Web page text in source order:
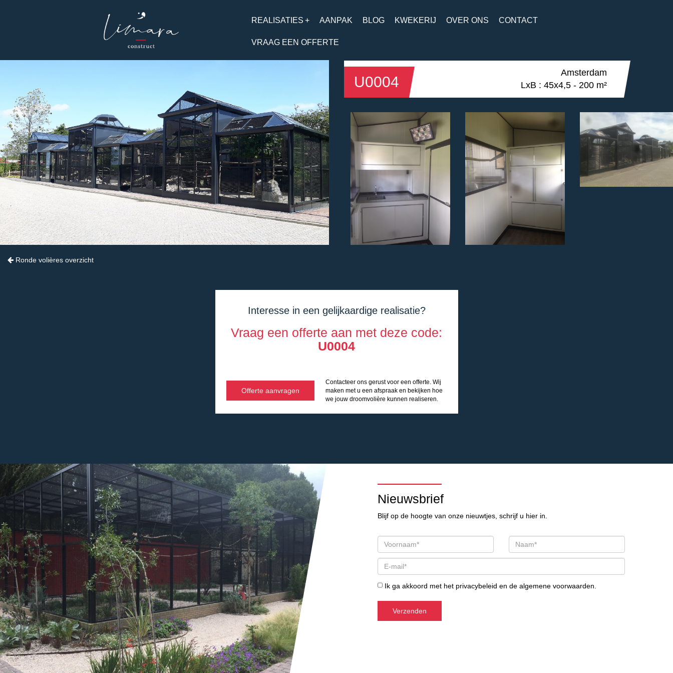
REALISATIES + AANPAK BLOG KWEKERIJ OVER ONS CONTACT
VRAAG EEN OFFERTE
Ronde volières overzicht
U0004
Amsterdam
LxB : 45x4,5 - 200 m²
Interesse in een gelijkaardige realisatie?
Vraag een offerte aan met deze code:
U0004
Offerte aanvragen
Contacteer ons gerust voor een offerte. Wij
maken met u een afspraak en bekijken hoe
we jouw droomvolière kunnen realiseren.
Nieuwsbrief
Blijf op de hoogte van onze nieuwtjes, schrijf u hier in.
Ik ga akkoord met het privacybeleid en dealgemene voorwaarden.
Verzenden